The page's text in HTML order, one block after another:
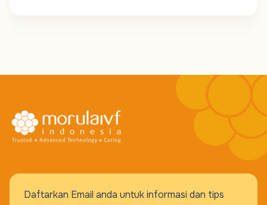
Daftarkan Email anda untuk informasi dan tips